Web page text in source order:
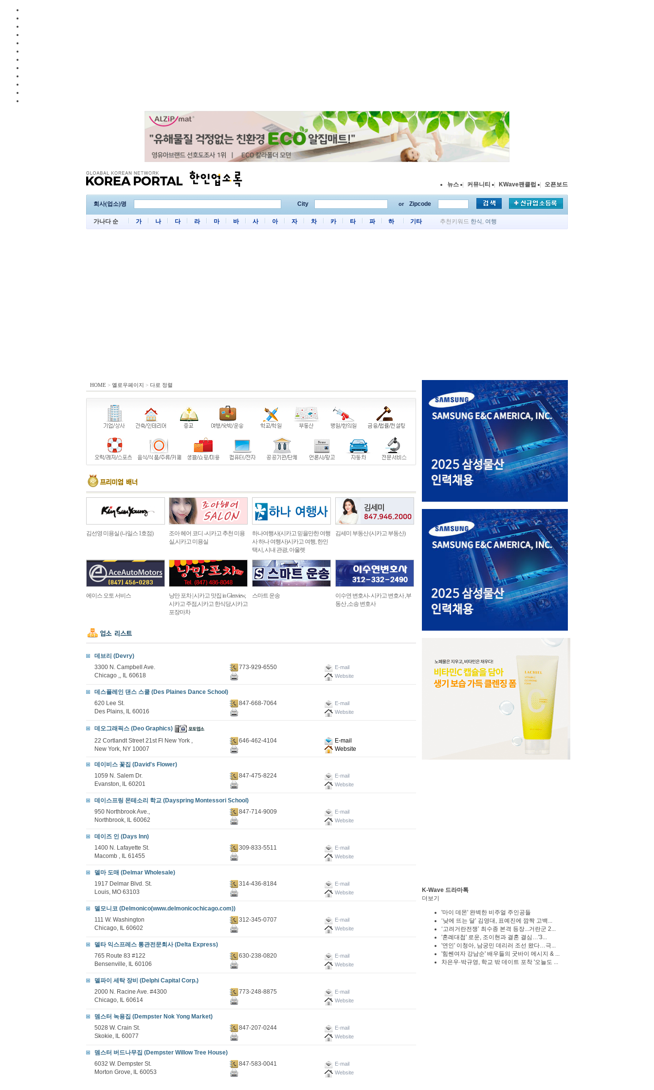
뉴스 커뮤니티 KWave팬클럽 오픈보드
회사(업소)명 City or Zipcode
가나다 순 가 나 다 라 마 바 사 아 자 차 카 타 파 하 기타 추천키워드 한식 , 여행
HOME > 옐로우페이지 > 다로 정렬
김선영 미용실 (나일스 1호점)
조아 헤어 코디 -시카고 추천 미용
실,시카고 미용실
하나여행사(시카고 믿을만한 여행
사 하나 여행사)시카고 여행, 한인
택시, 시내 관광, 아울렛
김세미 부동산 (시카고 부동산)
에이스 오토 서비스
낭만 포차 | 시카고 맛집 in Glenview,
시카고 주점,시카고 한식당,시카고
포장마차
스마트 운송
이수연 변호사- 시카고 변호사 ,부
동산 ,소송 변호사
데브리 (Devry)
3300 N. Campbell Ave.
Chicago ,, IL 60618
773-929-6550
E-mail
Website
데스플레인 댄스 스쿨 (Des Plaines Dance School)
620 Lee St.
Des Plains, IL 60016
847-668-7064
E-mail
Website
데오그래픽스 (Deo Graphics)
22 Cortlandt Street 21st Fl New York ,
New York, NY 10007
646-462-4104
E-mail
Website
데이비스 꽃집 (David's Flower)
1059 N. Salem Dr.
Evanston, IL 60201
847-475-8224
E-mail
Website
데이스프링 몬테소리 학교 (Dayspring Montessori School)
950 Northbrook Ave.,
Northbrook, IL 60062
847-714-9009
E-mail
Website
데이즈 인 (Days Inn)
1400 N. Lafayette St.
Macomb , IL 61455
309-833-5511
E-mail
Website
델마 도매 (Delmar Wholesale)
1917 Delmar Blvd. St.
Louis, MO 63103
314-436-8184
E-mail
Website
델모니코 (Delmonico(www.delmonicochicago.com))
111 W. Washington
Chicago, IL 60602
312-345-0707
E-mail
Website
델타 익스프레스 통관전문회사 (Delta Express)
765 Route 83 #122
Bensenville, IL 60106
630-238-0820
E-mail
Website
델파이 세탁 장비 (Delphi Capital Corp.)
2000 N. Racine Ave. #4300
Chicago, IL 60614
773-248-8875
E-mail
Website
뎀스터 녹용집 (Dempster Nok Yong Market)
5028 W. Crain St.
Skokie, IL 60077
847-207-0244
E-mail
Website
뎀스터 버드나무집 (Dempster Willow Tree House)
6032 W. Dempster St.
Morton Grove, IL 60053
847-583-0041
E-mail
Website
K-Wave 드라마톡
더보기
'마이 데몬' 완벽한 비주얼 주인공들
‘낮에 뜨는 달’ 김영대, 표예진에 깜짝 고백...
‘고려거란전쟁’ 최수종 본격 등장...거란군 2...
'혼례대첩' 로운, 조이현과 결혼 결심…'3...
'연인' 이청아, 남궁민 데리러 조선 왔다…극...
'힘쎈여자 강남순' 배우들의 굿바이 메시지 & ...
차은우·박규영, 학교 밖 데이트 포착 '오늘도 ...